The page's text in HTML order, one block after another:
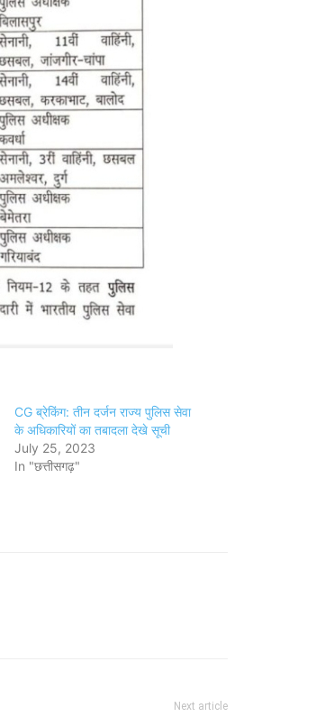
CG ब्रेकिंग: तीन दर्जन राज्य पुलिस सेवा
के अधिकारियों का तबादला देखे सूची
July 25, 2023
In "छत्तीसगढ़"
Next article